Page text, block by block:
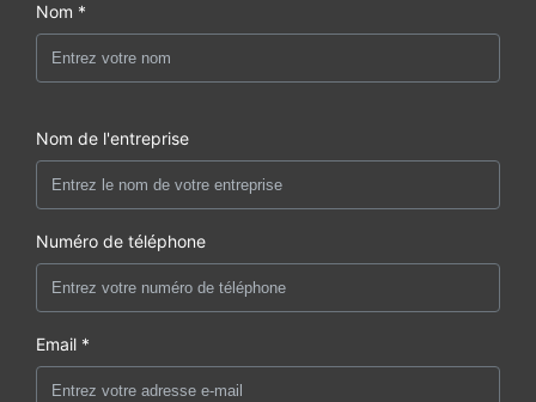
Nom *
Nom de l'entreprise
Numéro de téléphone
Email *